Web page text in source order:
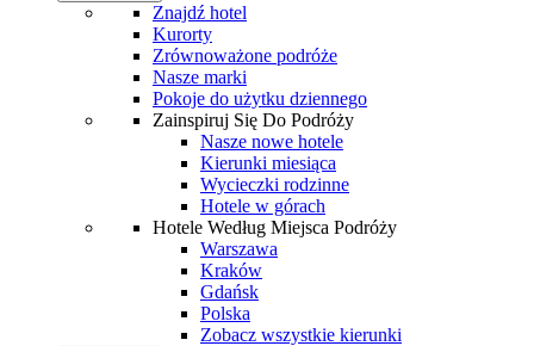
Znajdź hotel
Kurorty
Zrównoważone podróże
Nasze marki
Pokoje do użytku dziennego
Zainspiruj Się Do Podróży
Nasze nowe hotele
Kierunki miesiąca
Wycieczki rodzinne
Hotele w górach
Hotele Według Miejsca Podróży
Warszawa
Kraków
Gdańsk
Polska
Zobacz wszystkie kierunki